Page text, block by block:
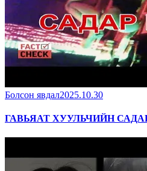
Болсон явдал2025.10.30
ГАВЬЯАТ ХУУЛЬЧИЙН